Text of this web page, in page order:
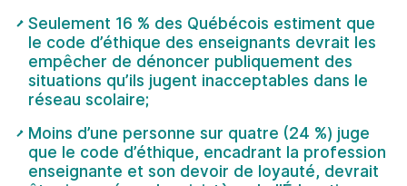
Seulement 16 % des Québécois estiment que
le code d’éthique des enseignants devrait les
empêcher de dénoncer publiquement des
situations qu’ils jugent inacceptables dans le
réseau scolaire;
Moins d’une personne sur quatre (24 %) juge
que le code d’éthique, encadrant la profession
enseignante et son devoir de loyauté, devrait